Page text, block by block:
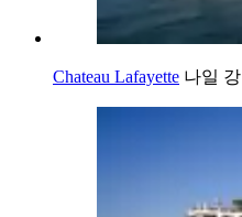
Chateau Lafayette 나일 강